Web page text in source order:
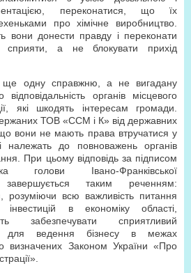
переконатися, що їх
про хімічне виробництво.
вони донести правду і переконати
сприяти, а не блокувати прихід
ще одну справжню, а не вигадану
органів місцевого
які шкодять інтересам громади.
ТОВ «ССМ і К» від державних
що вони не мають права втручатися у
належать до повноважень органів
При цьому відповідь за підписом
голови Івано-Франківської
завершується таким реченням:
розуміючи всю важливість питання
в економіку області,
забезпечувати сприятливий
для ведення бізнесу в межах
визначених Законом України «Про